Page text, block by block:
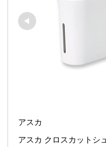
アスカ
アスカ クロスカットシ